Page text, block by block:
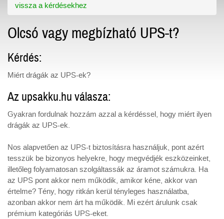
vissza a kérdésekhez
Olcsó vagy megbízható UPS-t?
Kérdés:
Miért drágák az UPS-ek?
Az upsakku.hu válasza:
Gyakran fordulnak hozzám azzal a kérdéssel, hogy miért ilyen
drágák az UPS-ek.
Nos alapvetően az UPS-t biztosításra használjuk, pont azért
tesszük be bizonyos helyekre, hogy megvédjék eszközeinket,
illetőleg folyamatosan szolgáltassák az áramot számukra. Ha
az UPS pont akkor nem működik, amikor kéne, akkor van
értelme? Tény, hogy ritkán kerül tényleges használatba,
azonban akkor nem árt ha működik. Mi ezért árulunk csak
prémium kategóriás UPS-eket.